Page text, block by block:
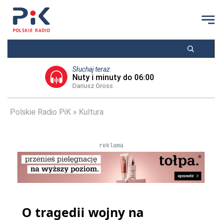
Słuchaj teraz
Nuty i minuty do 06:00
Dariusz Gross
Polskie Radio PiK Kultura
reklama
O tragedii wojny na